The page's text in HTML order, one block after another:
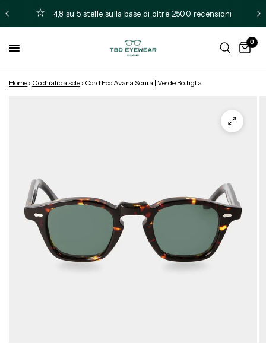
4,8 su 5 stelle sulla base di oltre 2500 recensioni
0
Home › Occhiali da sole › Cord Eco Avana Scura | Verde Bottiglia